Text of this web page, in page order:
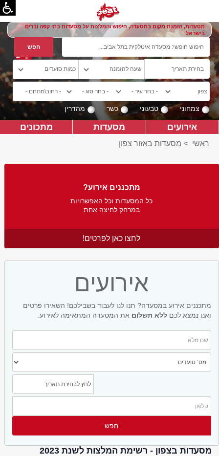
מסעדות, הזמנת מקום במסעדה, חיפוש והמלצות על מסעדות בתי קפה וברים
בישראל
צמחוני טבעוני כשר מהדרין
אירועים מסעדות מתכונים
ראשי > מסעדות באזור צפון
מתכננים אירוע?
כל המסעדות וכל האפשרויות
במרחק לחיצה אחת
לחצו כאן לפרטים!
אירועים
מתכננים אירוע במסעדה? תנו לנו לעבוד בשבילכם! השאירו פרטים
ואנו נמצא לכם ללא תשלום את המסעדה המתאימה לאירוע.
מסעדות בצפון - רשימת המלצות לשנת 2023